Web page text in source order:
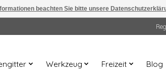
Werkzeug Freizeit Blog
beachten Sie bitte unsere